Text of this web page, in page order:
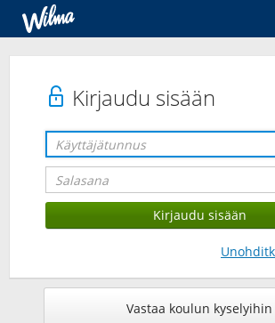
Kirjaudu sisään
Vastaa koulun kyselyihin